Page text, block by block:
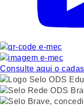
Consulte aqui o